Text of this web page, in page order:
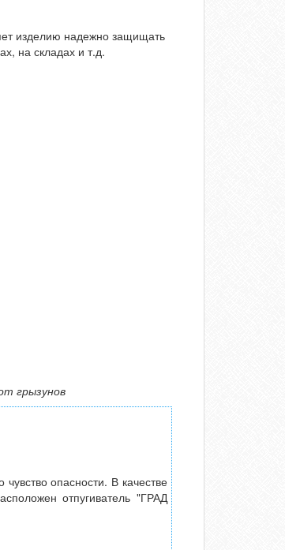
изделию надежно защищать
на складах и т.д.
грызунов
опасности. В качестве
отпугиватель "ГРАД